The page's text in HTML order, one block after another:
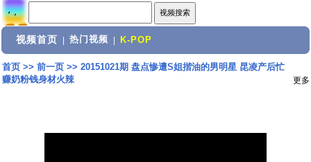
视频首页 热门视频 K-POP
首页>> 前一页>> 20151021期 盘点惨遭S姐揩油的男明星 昆凌产后忙
赚奶粉钱身材火辣
更多